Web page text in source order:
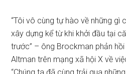
“Tôi vô cùng tự hào về những gì
xây dựng kể từ khi khởi đầu tại
trước” – ông Brockman phản
Altman trên mạng xã hội X về
“Chúng ta đã cùng trải qua